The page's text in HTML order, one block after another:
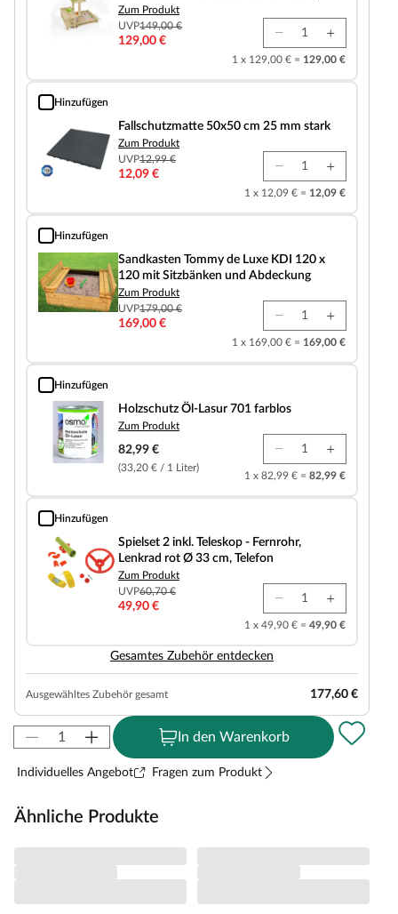
Zum Produkt
UVP149,00 €
129,00 €
1 x 129,00 € = 129,00 €
Hinzufügen
Fallschutzmatte 50x50 cm 25 mm stark
Fallschutzmatte 50x50 cm 25 mm stark
Zum Produkt
UVP12,99 €
12,09 €
1 x 12,09 € = 12,09 €
Hinzufügen
Sandkasten Tommy de Luxe KDI 120 x 120 mit Sitzbänken und Abdeckung
Sandkasten Tommy de Luxe KDI 120 x
120 mit Sitzbänken und Abdeckung
Zum Produkt
UVP179,00 €
169,00 €
1 x 169,00 € = 169,00 €
Hinzufügen
Holzschutz Öl-Lasur 701 farblos
Holzschutz Öl-Lasur 701 farblos
Zum Produkt
82,99 €
(33,20 € / 1 Liter)
1 x 82,99 € = 82,99 €
Hinzufügen
Spielset 2 inkl. Teleskop - Fernrohr, Lenkrad rot Ø 33 cm, Telefon
Spielset 2 inkl. Teleskop - Fernrohr,
Lenkrad rot Ø 33 cm, Telefon
Zum Produkt
UVP60,70 €
49,90 €
1 x 49,90 € = 49,90 €
Gesamtes Zubehör entdecken
Ausgewähltes Zubehör gesamt 177,60 €
In den Warenkorb
Individuelles Angebot Fragen zum Produkt
Ähnliche Produkte